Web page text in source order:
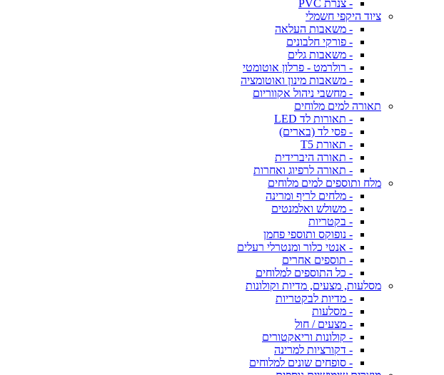
- צנרת PVC
ציוד היקפי חשמלי
- משאבות העלאה
- פורקי חלבונים
- משאבות גלים
- רולרמט - פרלון אוטומטי
- משאבות מינון ואוטומציה
- מחשבי ניהול אקווריום
תאורה למים מלוחים
- תאורות לד LED
- פסי לד (בארים)
- תאורת T5
- תאורה היברידית
- תאורה לרפיוג ואחרות
מלח ותוספים למים מלוחים
- מלחים לריף ומרינה
- משולש ואלמנטים
- בקטריות
- נופוקס ותוספי פחמן
- אנטי כלור ומנטרלי רעלים
- תוספים אחרים
- כל התוספים למלוחים
מסלעות, מצעים, מדיות וקולונות
- מדיות לבקטריות
- מסלעות
- מצעים / חול
- קולונות וריאקטורים
- דקורציות למרינה
- סופחים שונים למלוחים